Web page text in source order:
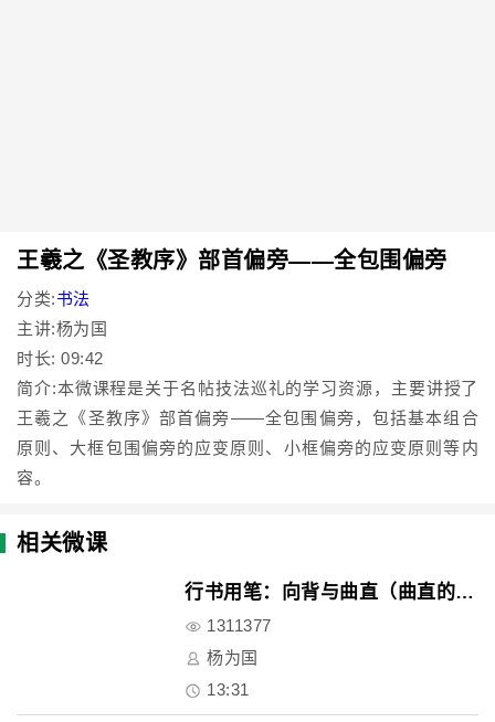
王羲之《圣教序》部首偏旁——全包围偏旁
分类:书法
主讲:杨为国
时长: 09:42
简介:本微课程是关于名帖技法巡礼的学习资源，主要讲授了
王羲之《圣教序》部首偏旁——全包围偏旁，包括基本组合
原则、大框包围偏旁的应变原则、小框偏旁的应变原则等内
容。
相关微课
行书用笔：向背与曲直（曲直的形..
1311377
杨为国
13:31